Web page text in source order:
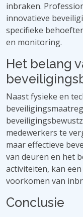
inbraken.
innovatieve
specifieke
en monitoring.
Het belang
Naast fysieke en
medewerkers te
maar effectieve
van deuren en het
activiteiten, kan
voorkomen van
Conclusie